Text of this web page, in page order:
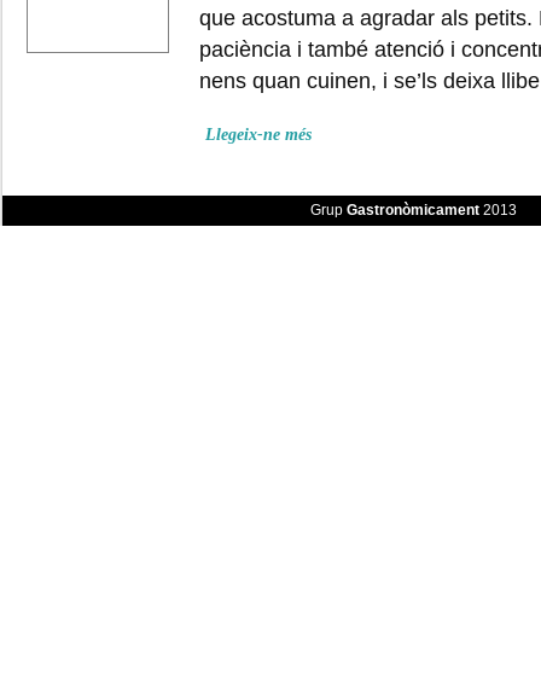
que acostuma a agradar als petits.
paciència i també atenció i
nens quan cuinen, i se’ls deixa
Llegeix-ne més
Grup Gastronòmicament2013